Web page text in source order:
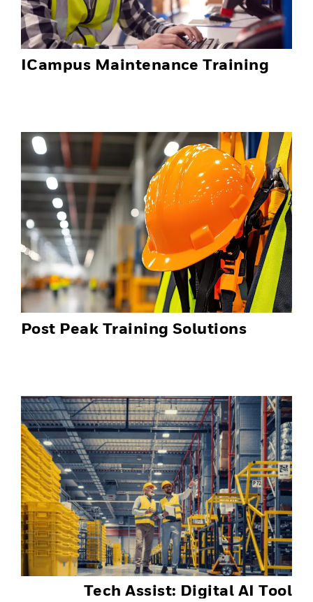
ICampus Maintenance Training
Post Peak Training Solutions
Tech Assist: Digital AI Tool